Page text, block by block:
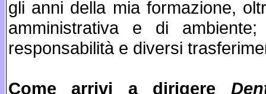
gli anni della mia formazione,
amministrativa e di
responsabilità e diversi
Come arrivi a dirigere